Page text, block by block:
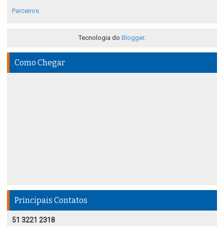
Parceiros
Tecnologia do Blogger.
Como Chegar
Principais Contatos
51 3221 2318